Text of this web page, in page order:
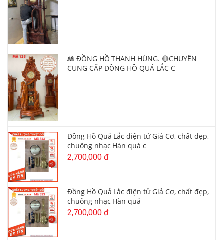
🎎 ĐỒNG HỒ THANH HÙNG. 🔴CHUYÊN
CUNG CẤP ĐỒNG HỒ QUẢ LẮC C
Đồng Hồ Quả Lắc điện tử Giả Cơ, chất đẹp,
chuông nhạc Hàn quá c
2,700,000 đ
Đồng Hồ Quả Lắc điện tử Giả Cơ, chất đẹp,
chuông nhạc Hàn quá
2,700,000 đ